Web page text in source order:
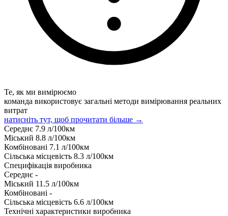
Те, як ми вимірюємо
команда використовує загальні методи вимірювання реальних
витрат
натисніть тут, щоб прочитати більше →
Середнє 7.9 л/100км
Міський 8.8 л/100км
Комбіновані 7.1 л/100км
Сільська місцевість 8.3 л/100км
Специфікація виробника
Середнє -
Міський 11.5 л/100км
Комбіновані -
Сільська місцевість 6.6 л/100км
Технічні характеристики виробника